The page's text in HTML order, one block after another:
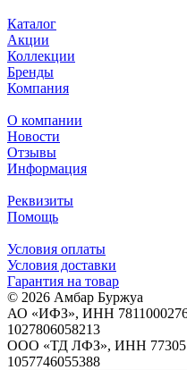
Каталог
Акции
Коллекции
Бренды
Компания
О компании
Новости
Отзывы
Информация
Реквизиты
Помощь
Условия оплаты
Условия доставки
Гарантия на товар
© 2026 Амбар Буржуа
АО «ИФЗ», ИНН
1027806058213
ООО «ТД ЛФЗ», ИНН
1057746055388